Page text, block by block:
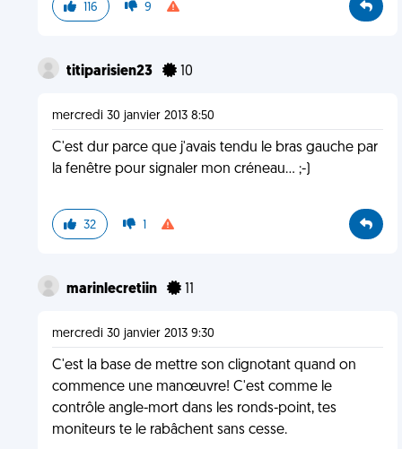
116 9
titiparisien23 10
mercredi 30 janvier 2013 8:50
C'est dur parce que j'avais tendu le bras gauche par
la fenêtre pour signaler mon créneau... ;-)
32 1
marinlecretiin 11
mercredi 30 janvier 2013 9:30
C'est la base de mettre son clignotant quand on
commence une manœuvre! C'est comme le
contrôle angle-mort dans les ronds-point, tes
moniteurs te le rabâchent sans cesse.